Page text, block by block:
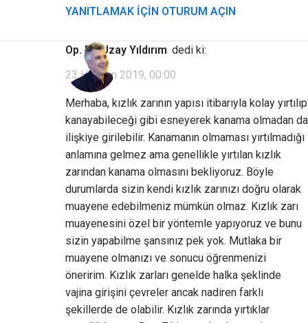
YANITLAMAK IÇIN OTURUM AÇIN
Op. Dr. Uzay Yıldırım dedi ki:
23 Haziran 2019, 00:00
Merhaba, kızlık zarının yapısı itibarıyla kolay yırtılıp
kanayabileceği gibi esneyerek kanama olmadan da
ilişkiye girilebilir. Kanamanın olmaması yırtılmadığı
anlamına gelmez ama genellikle yırtılan kızlık
zarından kanama olmasını bekliyoruz. Böyle
durumlarda sizin kendi kızlık zarınızı doğru olarak
muayene edebilmeniz mümkün olmaz. Kızlık zarı
muayenesini özel bir yöntemle yapıyoruz ve bunu
sizin yapabilme şansınız pek yok. Mutlaka bir
muayene olmanızı ve sonucu öğrenmenizi
öneririm. Kızlık zarları genelde halka şeklinde
vajina girişini çevreler ancak nadiren farklı
şekillerde de olabilir. Kızlık zarında yırtıklar